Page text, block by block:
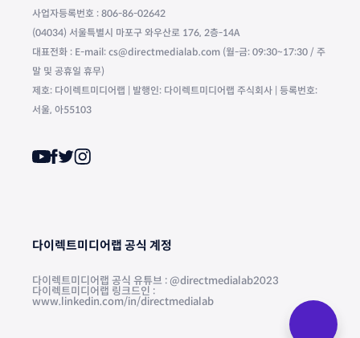
사업자등록번호 : 806-86-02642
(04034) 서울특별시 마포구 와우산로 176, 2층-14A
대표전화 : E-mail: cs@directmedialab.com (월-금: 09:30~17:30 / 주
말 및 공휴일 휴무)
제호: 다이렉트미디어랩 | 발행인: 다이렉트미디어랩 주식회사 | 등록번호:
서울, 아55103
다이렉트미디어랩 공식 계정
다이렉트미디어랩 공식 유튜브 : @directmedialab2023
다이렉트미디어랩 링크드인 :
www.linkedin.com/in/directmedialab